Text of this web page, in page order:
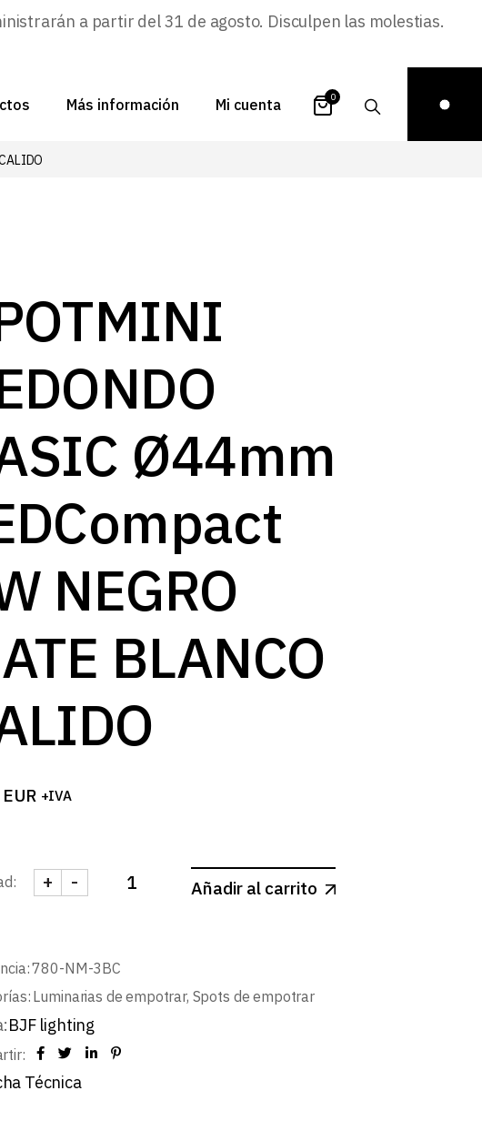
a partir del 31 de agosto. Disculpen las molestias.
Más información
FAQs
Proyectos
Zona de inspiración
Blog
Mi cuenta
contraseña
0
Ø44mm
NEGRO
BLANCO
EUR +IVA
SPOTMINI REDONDO BASIC Ø44mm LEDCompact 3W
-
+ Añadir al carrito
780-NM-3BC
Luminarias de empotrar, Spots de empotrar
BJF lighting
Técnica